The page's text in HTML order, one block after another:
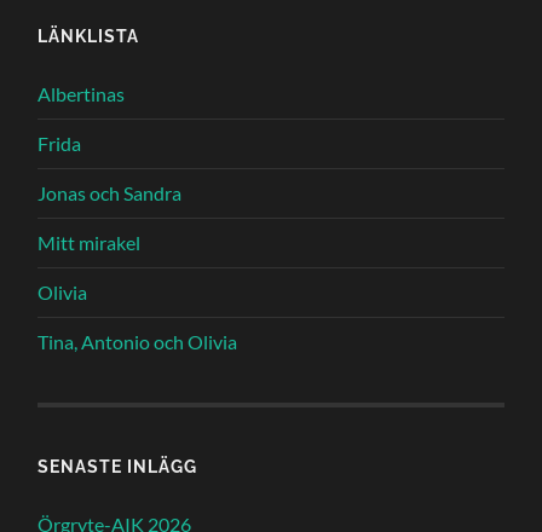
LÄNKLISTA
Albertinas
Frida
Jonas och Sandra
Mitt mirakel
Olivia
Tina, Antonio och Olivia
SENASTE INLÄGG
Örgryte-AIK 2026